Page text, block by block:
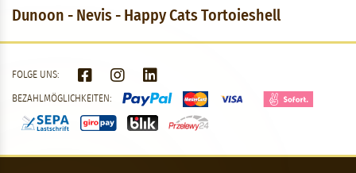
Dunoon - Nevis - Happy Cats Tortoieshell
FOLGE UNS:
BEZAHLMÖGLICHKEITEN: